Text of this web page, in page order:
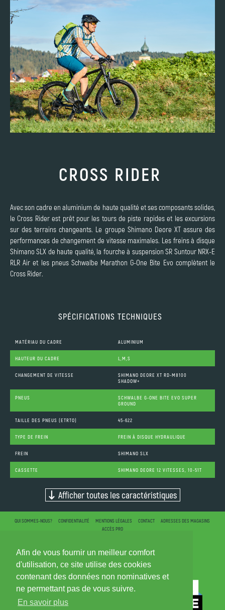
Afin de vous fournir un meilleur comfort
d'utilisation, ce site utilise des cookies
contenant des données non nominatives et
ne permettant pas de vous suivre.
En savoir plus
CROSS RIDER
Avec son cadre en aluminium de haute qualité et ses composants solides,
le Cross Rider est prêt pour les tours de piste rapides et les excursions
sur des terrains changeants. Le groupe Shimano Deore XT assure des
performances de changement de vitesse maximales. Les freins à disque
Shimano SLX de haute qualité, la fourche à suspension SR Suntour NRX-E
RLR Air et les pneus Schwalbe Marathon G-One Bite Evo complètent le
Cross Rider.
SPÉCIFICATIONS TECHNIQUES
MATÉRIAU DU CADRE ALUMINIUM
HAUTEUR DU CADRE L,M,S
CHANGEMENT DE VITESSE
SHIMANO DEORE XT RD-M8100
SHADOW+
PNEUS
SCHWALBE G-ONE BITE EVO SUPER
GROUND
TAILLE DES PNEUS (ETRTO) 45-622
TYPE DE FREIN FREIN À DISQUE HYDRAULIQUE
FREIN SHIMANO SLX
CASSETTE SHIMANO DEORE 12 VITESSES, 10-51T
Afficher toutes les caractéristiques
QUI SOMMES-NOUS? CONFIDENTIALITÉ MENTIONS LÉGALES CONTACT
ADRESSES DES MAGASINS
ACCÈS PRO